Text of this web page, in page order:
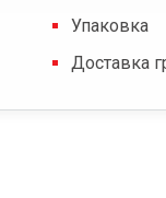
Упаковка
Доставка